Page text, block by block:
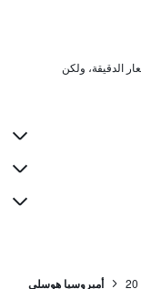
20 أمبروسيا هوسلي